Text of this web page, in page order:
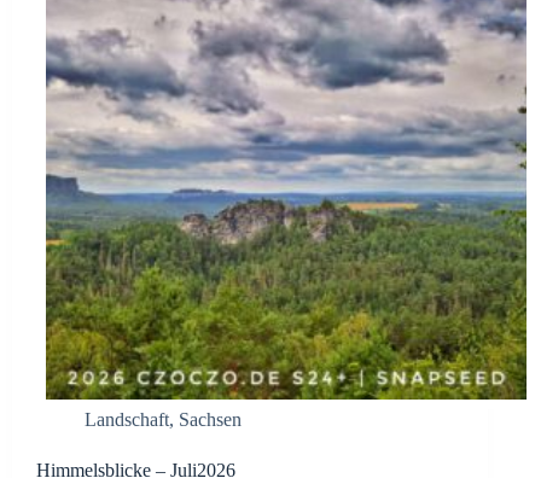
Landschaft, Sachsen
Himmelsblicke – Juli2026